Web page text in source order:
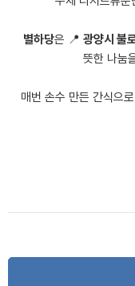
별하당은 📍 광양시 불
뜻한 나눔
매번 손수 만든 간식으